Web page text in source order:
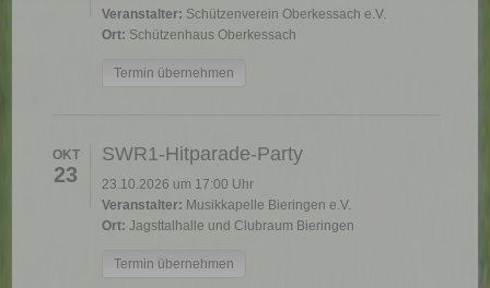
Veranstalter: Schützenverein Oberkessach e.V.
Ort: Schützenhaus Oberkessach
Termin übernehmen
OKT
23
SWR1-Hitparade-Party
23.10.2026 um 17:00 Uhr
Veranstalter: Musikkapelle Bieringen e.V.
Ort: Jagsttalhalle und Clubraum Bieringen
Termin übernehmen